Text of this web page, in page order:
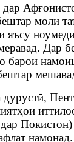
моли
яъсу
Дар
барои
дар
намонад.